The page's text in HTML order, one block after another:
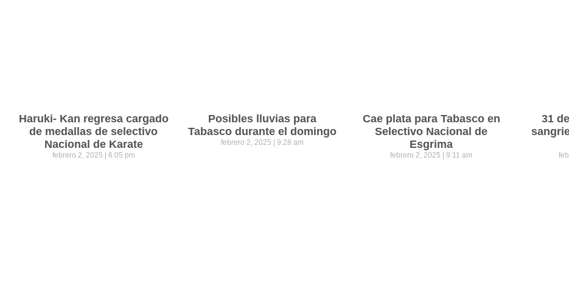
Haruki- Kan regresa cargado
de medallas de selectivo
Nacional de Karate
febrero 2, 2025 6:05 pm
Posibles lluvias para
Tabasco durante el domingo
febrero 2, 2025 9:28 am
Cae plata para Tabasco en
Selectivo Nacional de
Esgrima
febrero 2, 2025 9:11 am
31